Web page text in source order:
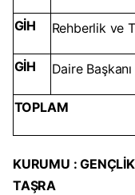
GİH Rehberlik ve
GİH Daire Başkanı
TOPLAM
KURUMU :
TAŞRA